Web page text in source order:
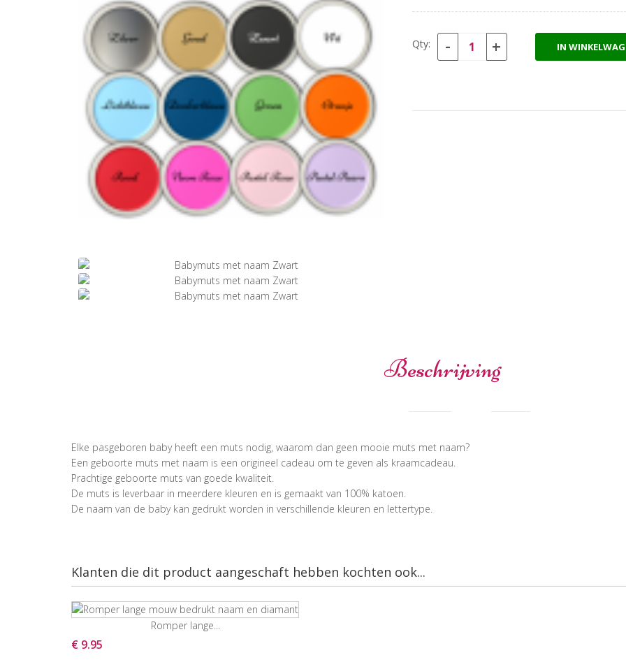
Qty: - + IN
Beschrijving
Elke pasgeboren baby heeft een muts nodig, waarom dan geen mooie muts met naam?
Een geboorte muts met naam is een origineel cadeau om te geven als kraamcadeau.
Prachtige geboorte muts van goede kwaliteit.
De muts is leverbaar in meerdere kleuren en is gemaakt van 100% katoen.
De naam van de baby kan gedrukt worden in verschillende kleuren en lettertype.
Klanten die dit product aangeschaft hebben kochten ook...
Romper lange...
€ 9.95